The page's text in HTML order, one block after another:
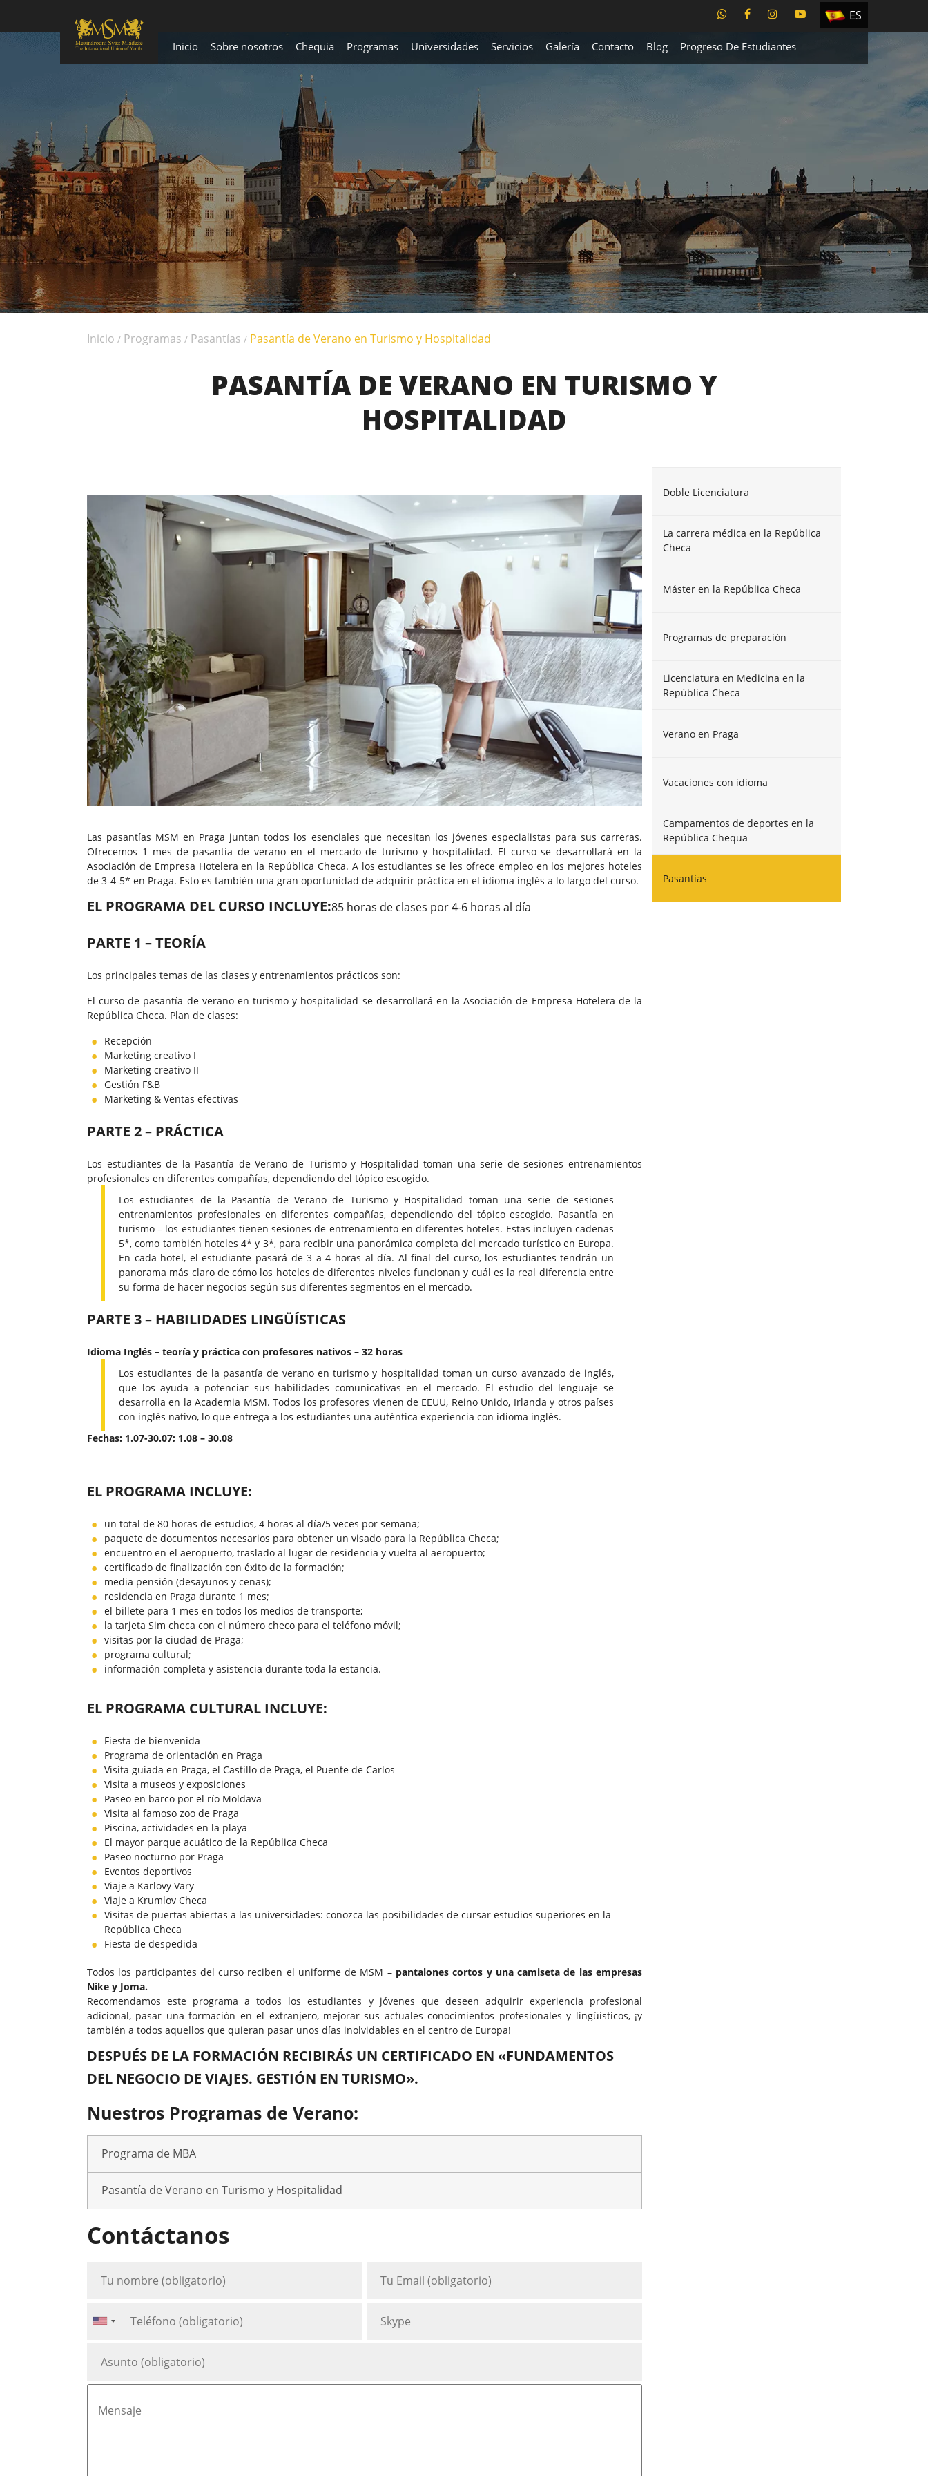
ES
TR
Inicio Sobre nosotros Chequia Programas Universidades Servicios Galería Contacto Blog Progreso De Estudiantes
Inicio / Programas / Pasantías / Pasantía de Verano en Turismo y Hospitalidad
PASANTÍA DE VERANO EN TURISMO Y
HOSPITALIDAD
Las pasantías MSM en Praga juntan todos los esenciales que necesitan los jóvenes especialistas para sus carreras.
Ofrecemos 1 mes de pasantía de verano en el mercado de turismo y hospitalidad. El curso se desarrollará en la
Asociación de Empresa Hotelera en la República Checa. A los estudiantes se les ofrece empleo en los mejores hoteles
de 3-4-5* en Praga. Esto es también una gran oportunidad de adquirir práctica en el idioma inglés a lo largo del curso.
EL PROGRAMA DEL CURSO INCLUYE:85 horas de clases por 4-6 horas al día
PARTE 1 – TEORÍA
Los principales temas de las clases y entrenamientos prácticos son:
El curso de pasantía de verano en turismo y hospitalidad se desarrollará en la Asociación de Empresa Hotelera de la
República Checa. Plan de clases:
Recepción
Marketing creativo I
Marketing creativo II
Gestión F&B
Marketing & Ventas efectivas
PARTE 2 – PRÁCTICA
Los estudiantes de la Pasantía de Verano de Turismo y Hospitalidad toman una serie de sesiones entrenamientos
profesionales en diferentes compañías, dependiendo del tópico escogido.
Los estudiantes de la Pasantía de Verano de Turismo y Hospitalidad toman una serie de sesiones
entrenamientos profesionales en diferentes compañías, dependiendo del tópico escogido. Pasantía en
turismo – los estudiantes tienen sesiones de entrenamiento en diferentes hoteles. Estas incluyen cadenas
5*, como también hoteles 4* y 3*, para recibir una panorámica completa del mercado turístico en Europa.
En cada hotel, el estudiante pasará de 3 a 4 horas al día. Al final del curso, los estudiantes tendrán un
panorama más claro de cómo los hoteles de diferentes niveles funcionan y cuál es la real diferencia entre
su forma de hacer negocios según sus diferentes segmentos en el mercado.
PARTE 3 – HABILIDADES LINGÜÍSTICAS
Idioma Inglés – teoría y práctica con profesores nativos – 32 horas
Los estudiantes de la pasantía de verano en turismo y hospitalidad toman un curso avanzado de inglés,
que los ayuda a potenciar sus habilidades comunicativas en el mercado. El estudio del lenguaje se
desarrolla en la Academia MSM. Todos los profesores vienen de EEUU, Reino Unido, Irlanda y otros países
con inglés nativo, lo que entrega a los estudiantes una auténtica experiencia con idioma inglés.
Fechas: 1.07-30.07; 1.08 – 30.08
EL PROGRAMA INCLUYE:
un total de 80 horas de estudios, 4 horas al día/5 veces por semana;
paquete de documentos necesarios para obtener un visado para la República Checa;
encuentro en el aeropuerto, traslado al lugar de residencia y vuelta al aeropuerto;
certificado de finalización con éxito de la formación;
media pensión (desayunos y cenas);
residencia en Praga durante 1 mes;
el billete para 1 mes en todos los medios de transporte;
la tarjeta Sim checa con el número checo para el teléfono móvil;
visitas por la ciudad de Praga;
programa cultural;
información completa y asistencia durante toda la estancia.
EL PROGRAMA CULTURAL INCLUYE:
Fiesta de bienvenida
Programa de orientación en Praga
Visita guiada en Praga, el Castillo de Praga, el Puente de Carlos
Visita a museos y exposiciones
Paseo en barco por el río Moldava
Visita al famoso zoo de Praga
Piscina, actividades en la playa
El mayor parque acuático de la República Checa
Paseo nocturno por Praga
Eventos deportivos
Viaje a Karlovy Vary
Viaje a Krumlov Checa
Visitas de puertas abiertas a las universidades: conozca las posibilidades de cursar estudios superiores en la
República Checa
Fiesta de despedida
Todos los participantes del curso reciben el uniforme de MSM – pantalones cortos y una camiseta de las empresas
Nike y Joma.
Recomendamos este programa a todos los estudiantes y jóvenes que deseen adquirir experiencia profesional
adicional, pasar una formación en el extranjero, mejorar sus actuales conocimientos profesionales y lingüísticos, ¡y
también a todos aquellos que quieran pasar unos días inolvidables en el centro de Europa!
DESPUÉS DE LA FORMACIÓN RECIBIRÁS UN CERTIFICADO EN «FUNDAMENTOS
DEL NEGOCIO DE VIAJES. GESTIÓN EN TURISMO».
Nuestros Programas de Verano:
Programa de MBA
Pasantía de Verano en Turismo y Hospitalidad
Contáctanos
Doble Licenciatura
La carrera médica en la República
Checa
Máster en la República Checa
Programas de preparación
Licenciatura en Medicina en la
República Checa
Verano en Praga
Vacaciones con idioma
Campamentos de deportes en la
República Chequa
Pasantías